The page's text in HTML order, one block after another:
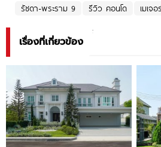
รัชดา-พระราม 9
รีวิว คอนโด เมเจ
เรื่องที่เกี่ยวข้อง